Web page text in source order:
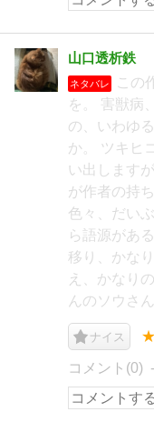
山口透析鉄
ネタバレ
この
を。 害獣病
の、いわゆ
か。 ツキヒ
い出します
が作者の持
色々、だい
ら語源があ
移り、かな
え、かなり
んのソウさ
ナイス
コメント(0)